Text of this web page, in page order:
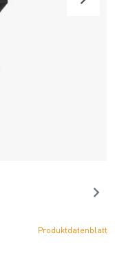
Produktdatenblatt